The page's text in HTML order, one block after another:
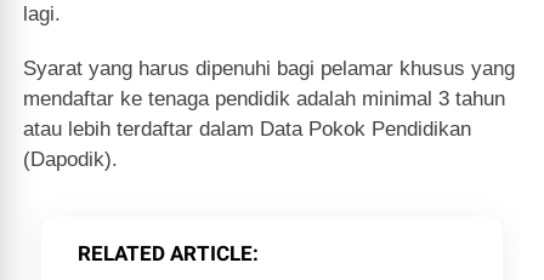
lagi.
Syarat yang harus dipenuhi bagi pelamar khusus yang
mendaftar ke tenaga pendidik adalah minimal 3 tahun
atau lebih terdaftar dalam Data Pokok Pendidikan
(Dapodik).
RELATED ARTICLE